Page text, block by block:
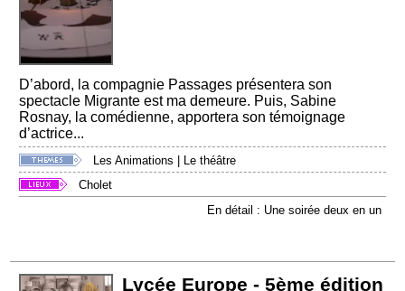
D’abord, la compagnie Passages présentera son
spectacle Migrante est ma demeure. Puis, Sabine
Rosnay, la comédienne, apportera son témoignage
d’actrice...
Les Animations | Le théâtre
Cholet
En détail : Une soirée deux en un
Lycée Europe - 5ème édition